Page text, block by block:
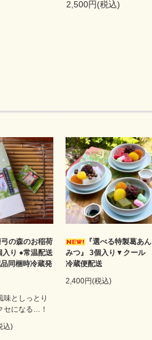
2,500円(税込)
弓の森のお稲荷
入り ●常温配送
同梱時冷蔵発
味としっとり
セになる…！
込)
『選べる特製葛あん
みつ』 3個入り▼クール
冷蔵便配送
2,400円(税込)